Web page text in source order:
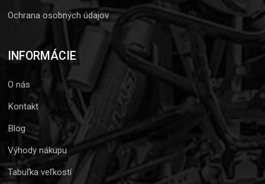
Ochrana osobných údajov
INFORMÁCIE
O nás
Kontakt
Blog
Výhody nákupu
Tabuľka veľkostí